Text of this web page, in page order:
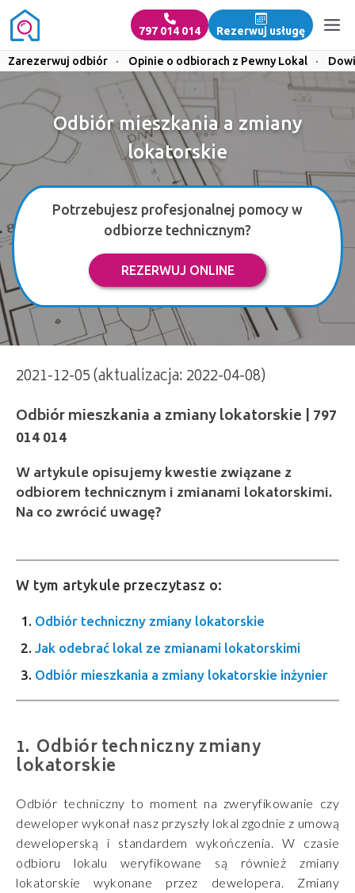
797 014 014 Rezerwuj usługę
Zarezerwuj odbiór · Opinie o odbiorach z Pewny Lokal ·
Odbiór mieszkania a zmiany
lokatorskie
Potrzebujesz profesjonalnej pomocy w
odbiorze technicznym?
REZERWUJ ONLINE
2021-12-05 (aktualizacja: 2022-04-08)
Odbiór mieszkania a zmiany lokatorskie | 797
W artykule opisujemy kwestie związane z
odbiorem technicznym i zmianami lokatorskimi.
Na co zwrócić uwagę?
W tym artykule przeczytasz o:
Odbiór techniczny zmiany lokatorskie
Jak odebrać lokal ze zmianami lokatorskimi
Odbiór mieszkania a zmiany lokatorskie inżynier
Odbiór techniczny zmiany
lokatorskie
Odbiór techniczny to moment na zweryfikowanie czy
deweloper wykonał nasz przyszły lokal zgodnie z umową
deweloperską i standardem wykończenia. W czasie
odbioru lokalu weryfikowane są również zmiany
lokatorskie wykonane przez dewelopera. Zmiany